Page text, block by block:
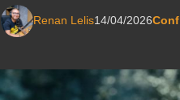
Renan Lelis14/04/2026